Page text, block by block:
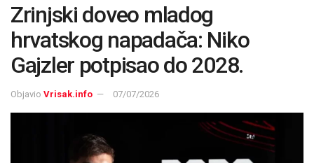
Zrinjski doveo mladog
hrvatskog napadača: Niko
Gajzler potpisao do 2028.
Objavio Vrisak.info 07/07/2026